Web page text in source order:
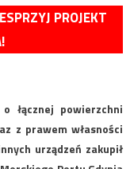
PROJEKT
łącznej powierzchni
z prawem własności
urządzeń zakupił